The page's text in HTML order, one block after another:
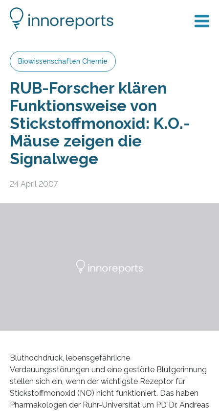
Biowissenschaften Chemie
RUB-Forscher klären
Funktionsweise von
Stickstoffmonoxid: K.O.-
Mäuse zeigen die
Signalwege
24 April 2007
Bluthochdruck, lebensgefährliche
Verdauungsstörungen und eine gestörte Blutgerinnung
stellen sich ein, wenn der wichtigste Rezeptor für
Stickstoffmonoxid (NO) nicht funktioniert. Das haben
Pharmakologen der Ruhr-Universität um PD Dr. Andreas